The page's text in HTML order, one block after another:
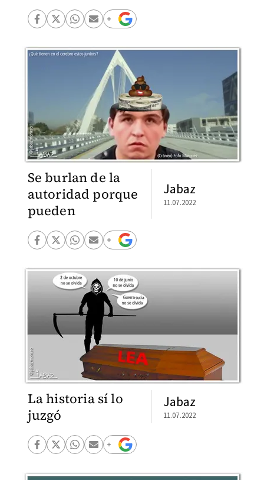
Se burlan de la
autoridad porque
pueden
Jabaz
11.07.2022
La historia sí lo
juzgó
Jabaz
11.07.2022